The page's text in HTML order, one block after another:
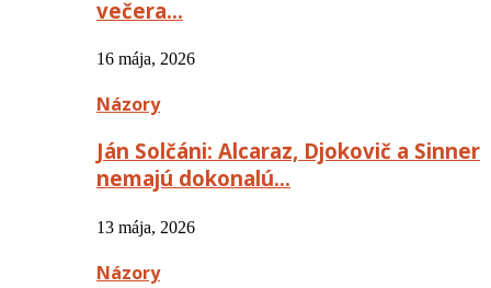
večera…
16 mája, 2026
Názory
Ján Solčáni: Alcaraz, Djokovič a Sinner
nemajú dokonalú…
13 mája, 2026
Názory